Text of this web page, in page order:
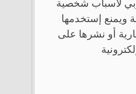
لأسباب شخصية
ويمنع إستخدمها
أو نشرها على